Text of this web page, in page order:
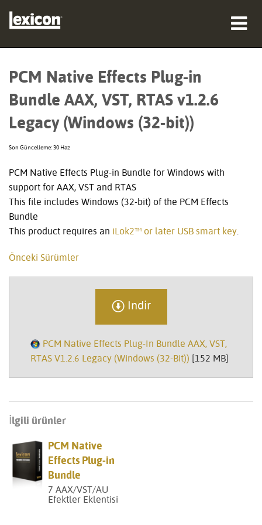
profesyoneller
eğitim
destek
Dil/Bölge
PCM Native Effects Plug-in
Bundle AAX, VST, RTAS v1.2.6
Legacy (Windows (32-bit))
Son Güncelleme: 30 Haz
PCM Native Effects Plug-in Bundle for Windows with
support for AAX, VST and RTAS
This file includes Windows (32-bit) of the PCM Effects
Bundle
This product requires an iLok2™ or later USB smart key.
Önceki Sürümler
Indir
PCM Native Effects Plug-In Bundle AAX, VST,
RTAS V1.2.6 Legacy (Windows (32-Bit)) [152 MB]
İlgili ürünler
PCM Native
Effects Plug-in
Bundle
7 AAX/VST/AU
Efektler Eklentisi